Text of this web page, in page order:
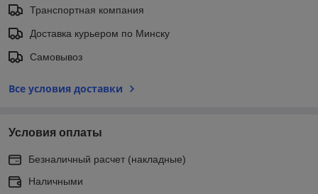
Транспортная компания
Доставка курьером по Минску
Самовывоз
Все условия доставки
Условия оплаты
Безналичный расчет (накладные)
Наличными